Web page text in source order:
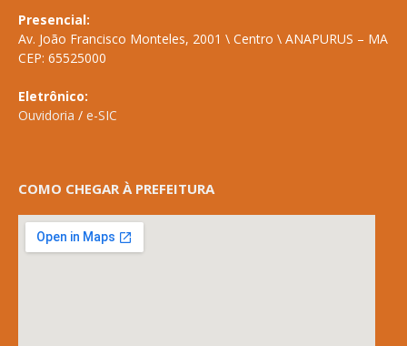
Presencial:
Av. João Francisco Monteles, 2001 \ Centro \ ANAPURUS – MA
CEP: 65525000
Eletrônico:
Ouvidoria / e-SIC
COMO CHEGAR À PREFEITURA